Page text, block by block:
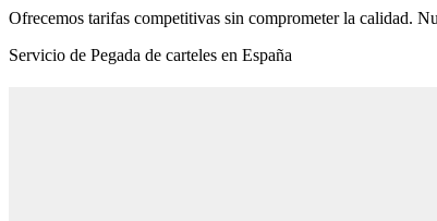
Ofrecemos tarifas competitivas sin comprometer la calidad.
Servicio de Pegada de carteles en España